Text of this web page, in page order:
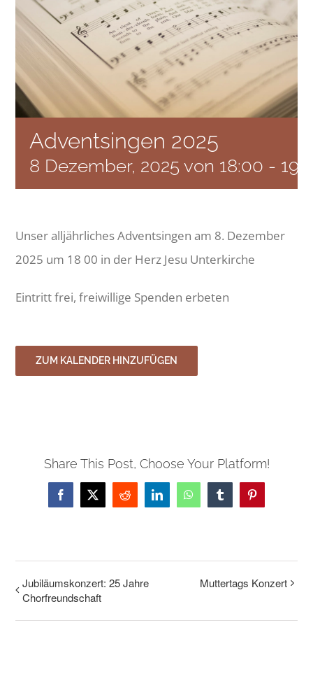
KONTAKT
NOTEN
Adventsingen 2025
8 Dezember, 2025 von 18:00 -
Unser alljährliches Adventsingen am 8. Dezember
2025 um 18 00 in der Herz Jesu Unterkirche
Eintritt frei, freiwillige Spenden erbeten
ZUM KALENDER HINZUFÜGEN
Share This Post, Choose Your Platform!
FacebookTwitterReddit LinkedInWhatsAppTumblrPinterest
Jubiläumskonzert: 25 Jahre
Chorfreundschaft
Muttertags Konzert